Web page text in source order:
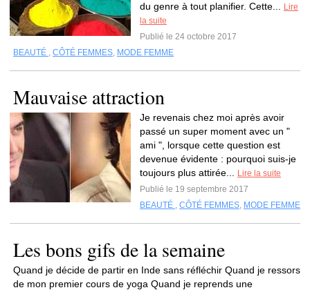
du genre à tout planifier. Cette...
Lire
la suite
Publié le 24 octobre 2017
BEAUTÉ , CÔTÉ FEMMES, MODE FEMME
Mauvaise attraction
Je revenais chez moi après avoir
passé un super moment avec un "
ami ", lorsque cette question est
devenue évidente : pourquoi suis-je
toujours plus attirée...
Lire la suite
Publié le 19 septembre 2017
BEAUTÉ , CÔTÉ FEMMES, MODE FEMME
Les bons gifs de la semaine
Quand je décide de partir en Inde sans réfléchir Quand je ressors
de mon premier cours de yoga Quand je reprends une